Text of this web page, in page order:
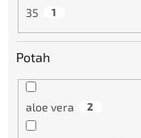
35 1
Potah
aloe vera 2